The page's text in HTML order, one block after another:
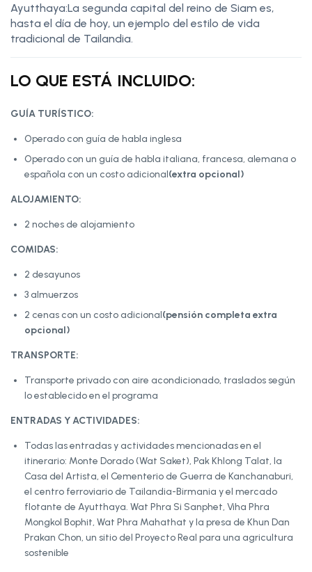
Ayutthaya:La segunda capital del reino de Siam es,
hasta el día de hoy, un ejemplo del estilo de vida
tradicional de Tailandia.
LO QUE ESTÁ INCLUIDO:
GUÍA TURÍSTICO:
Operado con guía de habla inglesa
Operado con un guía de habla italiana, francesa, alemana o
española con un costo adicional(extra opcional)
ALOJAMIENTO:
2 noches de alojamiento
COMIDAS:
2 desayunos
3 almuerzos
2 cenas con un costo adicional(pensión completa extra
opcional)
TRANSPORTE:
Transporte privado con aire acondicionado, traslados según
lo establecido en el programa
ENTRADAS Y ACTIVIDADES:
Todas las entradas y actividades mencionadas en el
itinerario: Monte Dorado (Wat Saket), Pak Khlong Talat, la
Casa del Artista, el Cementerio de Guerra de Kanchanaburi,
el centro ferroviario de Tailandia-Birmania y el mercado
flotante de Ayutthaya. Wat Phra Si Sanphet, Viha Phra
Mongkol Bophit, Wat Phra Mahathat y la presa de Khun Dan
Prakan Chon, un sitio del Proyecto Real para una agricultura
sostenible